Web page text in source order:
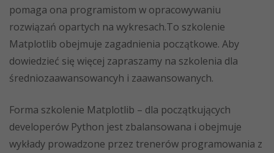
pomaga ona programistom w opracowywaniu
rozwiązań opartych na wykresach.To szkolenie
Matplotlib obejmuje zagadnienia początkowe. Aby
dowiedzieć się więcej zapraszamy na szkolenia dla
średniozaawansowancyh i zaawansowanych.
Forma szkolenie Matplotlib – dla początkujących
developerów Python jest zbalansowana i obejmuje
wykłady prowadzone przez trenerów programowania z